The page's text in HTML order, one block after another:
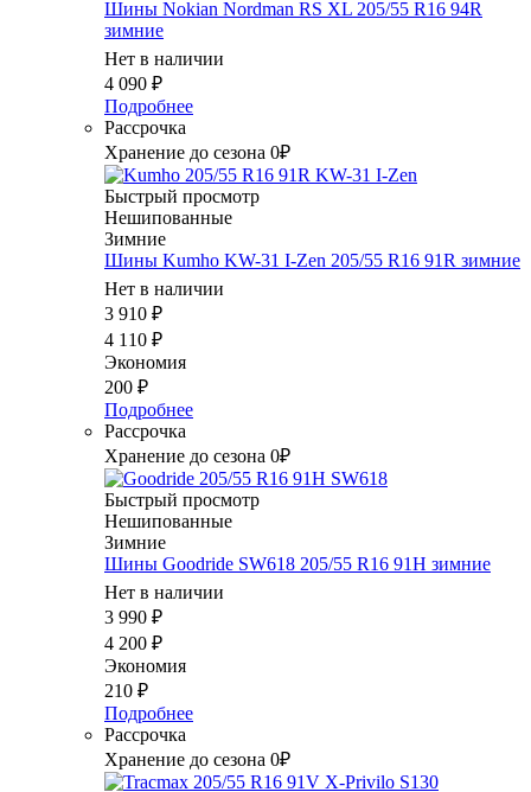
Шины Nokian Nordman RS XL 205/55 R16 94R
зимние
Нет в наличии
4 090 ₽
Подробнее
Рассрочка
Хранение до сезона 0₽
Быстрый просмотр
Нешипованные
Зимние
Шины Kumho KW-31 I-Zen 205/55 R16 91R зимние
Нет в наличии
3 910 ₽
4 110 ₽
Экономия
200 ₽
Подробнее
Рассрочка
Хранение до сезона 0₽
Быстрый просмотр
Нешипованные
Зимние
Шины Goodride SW618 205/55 R16 91H зимние
Нет в наличии
3 990 ₽
4 200 ₽
Экономия
210 ₽
Подробнее
Рассрочка
Хранение до сезона 0₽